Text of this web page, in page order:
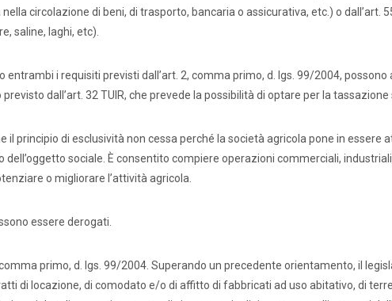
circolazione di beni, di trasporto, bancaria o assicurativa, etc.) o dall’art.
saline, laghi, etc).
entrambi i requisiti previsti dall’art. 2, comma primo, d. lgs. 99/2004, possono
dall’art. 32 TUIR, che prevede la possibilità di optare per la tassazione
il principio di esclusività non cessa perché la società agricola pone in essere
sociale. È consentito compiere operazioni commerciali,
o migliorare l’attività agricola.
essere derogati.
primo, d. lgs. 99/2004. Superando un precedente orientamento, il
di locazione, di comodato e/o di affitto di fabbricati ad uso abitativo, di